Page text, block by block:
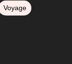
Voyage